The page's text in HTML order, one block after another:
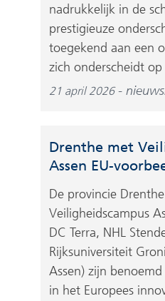
nadrukkelijk in de
prestigieuze
toegekend aan een
zich onderscheidt
21 april 2026
Drenthe met
Assen EU-
De provincie
Veiligheidscampus
DC Terra, NHL
Rijksuniversiteit
Assen) zijn
in het Europees